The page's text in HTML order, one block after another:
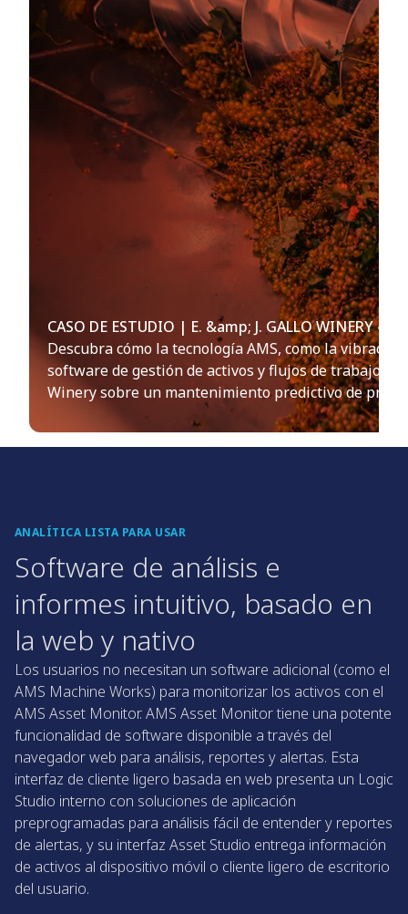
CASO DE ESTUDIO | E. &amp; J. GALLO WINERY –
Descubra cómo la tecnología AMS, como la
software de gestión de activos y flujos de trabajo
Winery sobre un mantenimiento predictivo de
ilimitada.
ANALÍTICA LISTA PARA USAR
Software de análisis e
informes intuitivo, basado en
la web y nativo
Los usuarios no necesitan un software adicional (como el
AMS Machine Works) para monitorizar los activos con el
AMS Asset Monitor. AMS Asset Monitor tiene una potente
funcionalidad de software disponible a través del
navegador web para análisis, reportes y alertas. Esta
interfaz de cliente ligero basada en web presenta un Logic
Studio interno con soluciones de aplicación
preprogramadas para análisis fácil de entender y reportes
de alertas, y su interfaz Asset Studio entrega información
de activos al dispositivo móvil o cliente ligero de escritorio
del usuario.